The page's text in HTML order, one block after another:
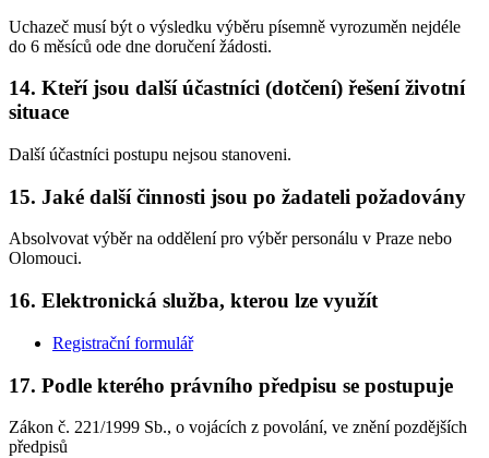
Uchazeč musí být o výsledku výběru písemně vyrozuměn nejdéle
do 6 měsíců ode dne doručení žádosti.
14. Kteří jsou další účastníci (dotčení) řešení životní
situace
Další účastníci postupu nejsou stanoveni.
15. Jaké další činnosti jsou po žadateli požadovány
Absolvovat výběr na oddělení pro výběr personálu v Praze nebo
Olomouci.
16. Elektronická služba, kterou lze využít
Registrační formulář
17. Podle kterého právního předpisu se postupuje
Zákon č. 221/1999 Sb., o vojácích z povolání, ve znění pozdějších
předpisů